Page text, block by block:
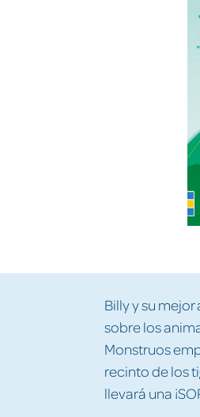
Billy y su
sobre los
Monstruos
recinto de los
llevará una